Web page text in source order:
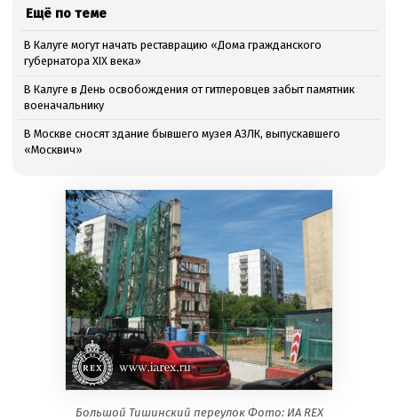
Ещё по теме
В Калуге могут начать реставрацию «Дома гражданского
губернатора XIX века»
В Калуге в День освобождения от гитлеровцев забыт памятник
военачальнику
В Москве сносят здание бывшего музея АЗЛК, выпускавшего
«Москвич»
Большой Тишинский переулок Фото: ИА REX